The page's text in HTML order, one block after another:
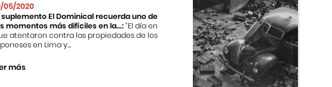
05/2020
suplemento El Dominical recuerda uno de
momentos más difíciles en la...:“El día en
atentaron contra las propiedades de los
en Lima y...
más